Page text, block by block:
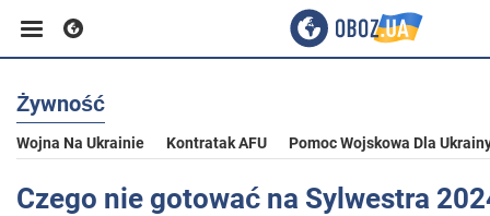
Biznes
Sport
Żywność
Wojna Na Ukrainie Kontratak AFU Pomoc Wojskowa Dla
Czego nie gotować na Sylwestra